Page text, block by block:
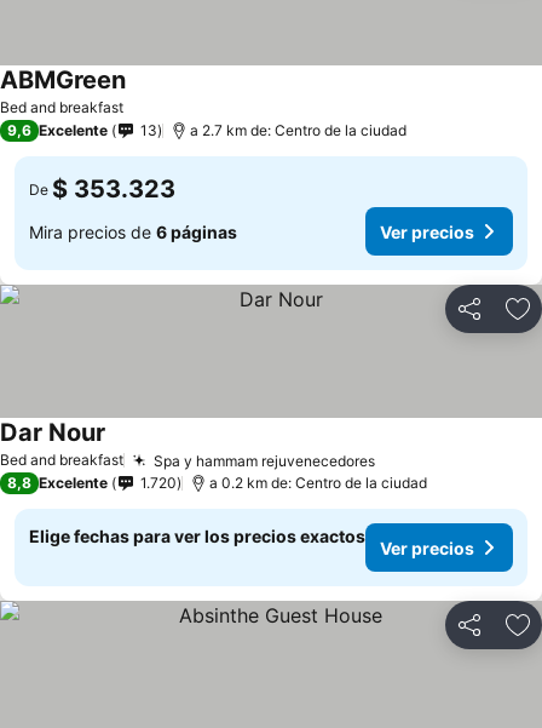
Bed and breakfast
ABMGreenVer precios
9,6 Excelente 13 a 2.7 km de: Centro de la ciudad
De $ 353.323
Mira precios de 6 páginas Ver precios
Compartir
Bed and breakfast Spa y hammam rejuvenecedoresVer precios
Dar Nour
8,8 Excelente 1.720 a 0.2 km de: Centro de la ciudad
Elige fechas para ver los precios exactos
Ver precios
Compartir